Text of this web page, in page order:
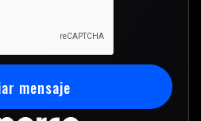
mensaje
mensaje